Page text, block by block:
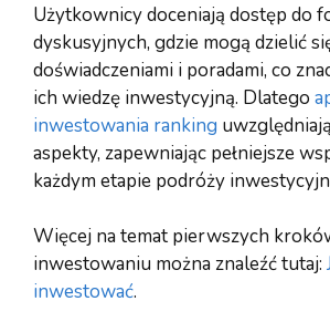
Użytkownicy doceniają dostęp do
dyskusyjnych, gdzie mogą dzielić
doświadczeniami i poradami, co
ich wiedzę inwestycyjną. Dlatego
inwestowania ranking
aspekty, zapewniając pełniejsze
każdym etapie podróży
Więcej na temat pierwszych
inwestowaniu można znaleźć tutaj:
inwestować.